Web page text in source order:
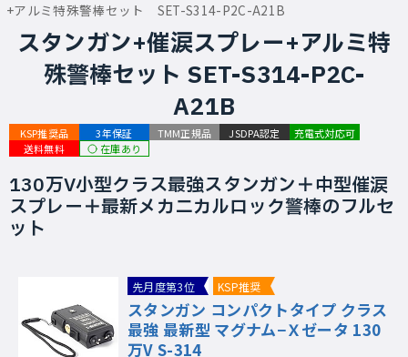
+アルミ特殊警棒セット SET-S314-P2C-A21B
スタンガン+催涙スプレー+アルミ特
殊警棒セット SET-S314-P2C-
A21B
KSP推奨品 3年保証 TMM正規品 JSDPA認定
充電式対応可
送料無料
在庫あり
130万V小型クラス最強スタンガン＋中型催涙
スプレー＋最新メカニカルロック警棒のフルセ
ット
先月度第3位 KSP推奨
スタンガン コンパクトタイプ クラス
最強 最新型 マグナム−Ｘゼータ 130
万V S-314